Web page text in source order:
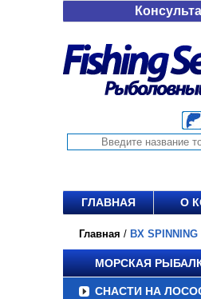
ГЛАВНАЯ О
Главная / BX
МОРСКАЯ
СНАСТИ НА